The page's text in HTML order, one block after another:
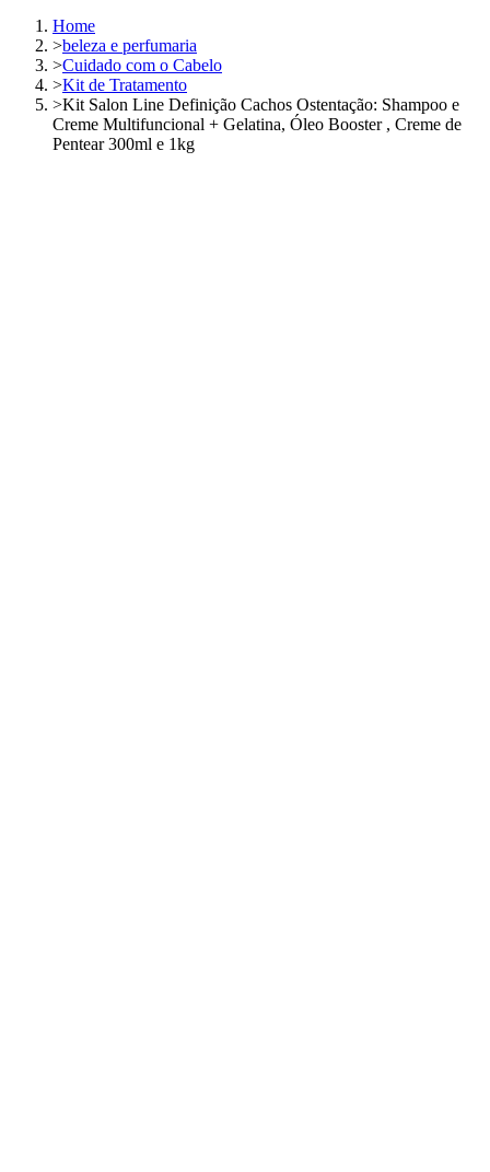
Home
>beleza e perfumaria
>Cuidado com o Cabelo
>Kit de Tratamento
>Kit Salon Line Definição Cachos Ostentação: Shampoo e
Creme Multifuncional + Gelatina, Óleo Booster , Creme de
Pentear 300ml e 1kg